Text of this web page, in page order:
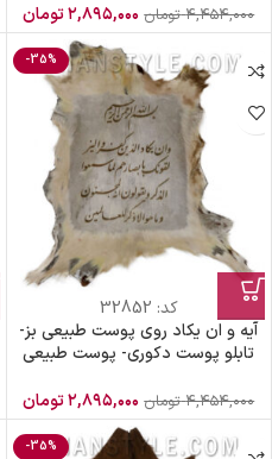
۴,۴۵۴,۰۰۰ تومان ۲,۸۹۵,۰۰۰تومان
-35%
کد: 32852
آیه و ان یکاد روی پوست طبیعی بز-
تابلو پوست دکوری- پوست طبیعی
۴,۴۵۴,۰۰۰ تومان ۲,۸۹۵,۰۰۰تومان
-35%